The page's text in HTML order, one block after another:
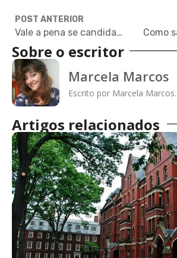
POST ANTERIOR
Vale a pena se candidatar este ano para uma pós fora?
Sobre o escritor
Marcela Marcos
Escrito por Marcela Marcos.
Artigos relacionados